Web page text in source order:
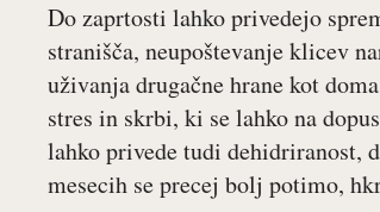
Do zaprtosti lahko privedejo
stranišča, neupoštevanje klicev
uživanja drugačne hrane kot
stres in skrbi, ki se lahko na
lahko privede tudi dehidriranost,
mesecih se precej bolj potimo,